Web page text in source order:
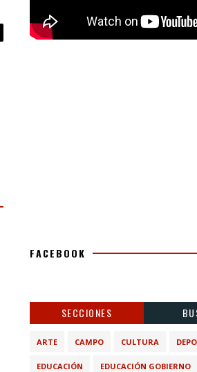
FACEBOOK
SECCIONES
ARTE CAMPO CULTURA
EDUCACIÓN EDUCACIÓN GOBIERNO